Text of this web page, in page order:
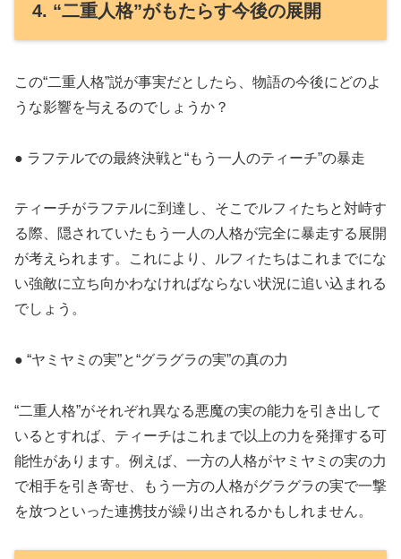
4. “二重人格”がもたらす今後の展開
この“二重人格”説が事実だとしたら、物語の今後にどのよ
うな影響を与えるのでしょうか？
● ラフテルでの最終決戦と“もう一人のティーチ”の暴走
ティーチがラフテルに到達し、そこでルフィたちと対峙す
る際、隠されていたもう一人の人格が完全に暴走する展開
が考えられます。これにより、ルフィたちはこれまでにな
い強敵に立ち向かわなければならない状況に追い込まれる
でしょう。
● “ヤミヤミの実”と“グラグラの実”の真の力
“二重人格”がそれぞれ異なる悪魔の実の能力を引き出して
いるとすれば、ティーチはこれまで以上の力を発揮する可
能性があります。例えば、一方の人格がヤミヤミの実の力
で相手を引き寄せ、もう一方の人格がグラグラの実で一撃
を放つといった連携技が繰り出されるかもしれません。